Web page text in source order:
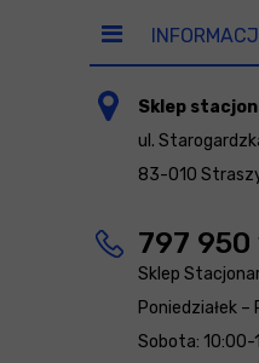
Sklep
ul.
83-010
797 950
Sklep
Poniedziałek
Sobota: 10:00-